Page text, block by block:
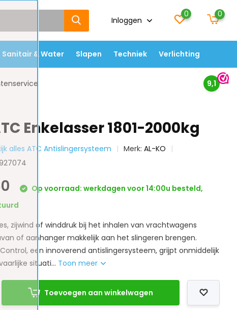
Inloggen
0 0
Sanitair & Water Slapen Techniek Verlichting
9,1
Enkelasser 1801-2000kg
alles ATC Antislingersysteem Merk:AL-KO
Op voorraad: werkdagen voor 14:00u besteld,
zijwind of winddruk bij het inhalen van vrachtwagens
of aanhanger makkelijk aan het slingeren brengen.
Control, een innoverend antislingersysteem, grijpt onmiddelijk
situati... Toon meer
Toevoegen aan winkelwagen